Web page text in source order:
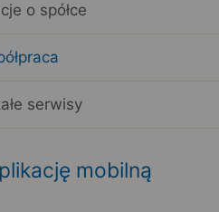
o spółce
serwisy
mobilną